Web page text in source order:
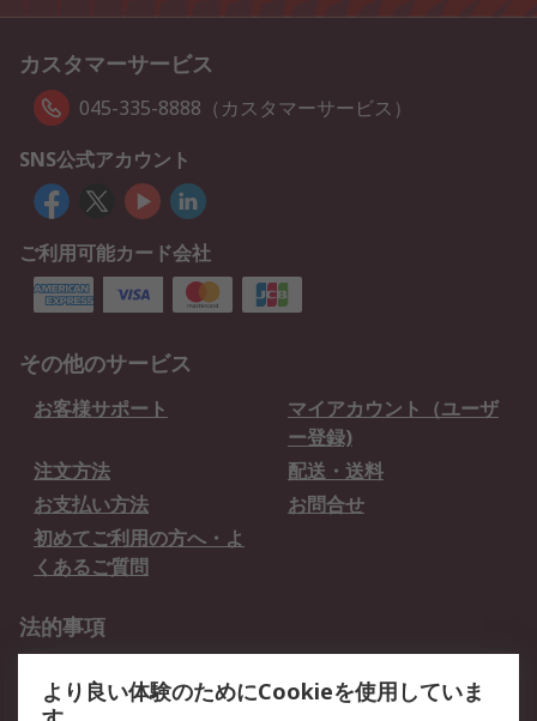
カスタマーサービス
045-335-8888（カスタマーサービス）
SNS公式アカウント
ご利用可能カード会社
その他のサービス
お客様サポート
マイアカウント（ユーザ
ー登録)
注文方法
配送・送料
お支払い方法
お問合せ
初めてご利用の方へ・よ
くあるご質問
法的事項
クッキーポリシー
より良い体験のためにCookieを使用していま